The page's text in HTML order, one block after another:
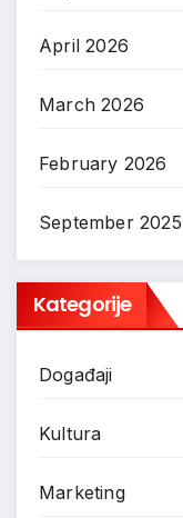
April 2026
March 2026
February 2026
September 2025
Kategorije
Događaji
Kultura
Marketing